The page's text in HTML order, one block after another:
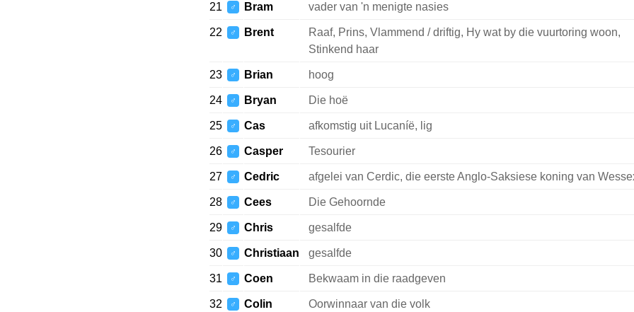
21 ♂ Bram vader van 'n menigte nasies
22 ♂ Brent
Raaf, Prins, Vlammend / driftig, Hy wat by die vuurtoring woon,
Stinkend haar
23 ♂ Brian hoog
24 ♂ Bryan Die hoë
25 ♂ Cas afkomstig uit Lucaníë, lig
26 ♂ Casper Tesourier
27 ♂ Cedric afgelei van Cerdic, die eerste Anglo-Saksiese koning van
28 ♂ Cees Die Gehoornde
29 ♂ Chris gesalfde
30 ♂ Christiaan gesalfde
31 ♂ Coen Bekwaam in die raadgeven
32 ♂ Colin Oorwinnaar van die volk